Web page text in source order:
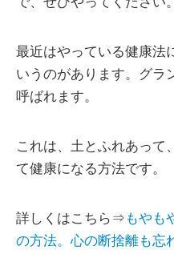
最近はやっている健康法
いうのがあります。グラ
呼ばれます。
これは、土とふれあって
て健康になる方法です。
詳しくはこちら⇒ もやも
の方法。心の断捨離も忘